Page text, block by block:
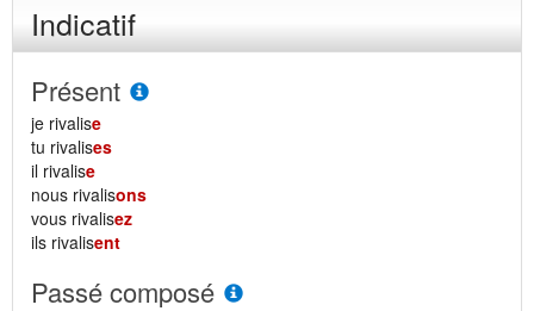
Indicatif
Présent
je rivalise
tu rivalises
il rivalise
nous rivalisons
vous rivalisez
ils rivalisent
Passé composé